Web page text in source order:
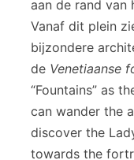
aan de rand van
Vanaf dit plein
bijzondere
de Venetiaanse
“Fountains” as
can wander the
discover the
towards the